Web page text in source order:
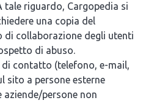
tale riguardo, Cargopedia si
una copia del
collaborazione degli utenti
di abuso.
contatto (telefono, e-mail,
sito a persone esterne
persone non